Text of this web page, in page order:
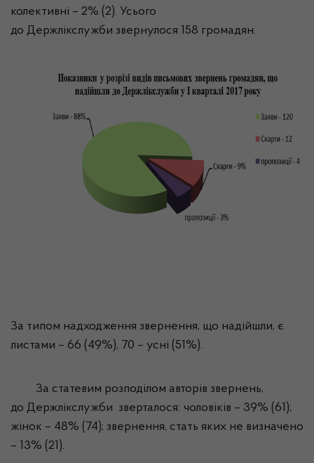
колективні – 2% (2). Усього
до Держлікслужби звернулося 158 громадян.
За типом надходження звернення, що надійшли, є
листами – 66 (49%), 70 – усні (51%).
За статевим розподілом авторів звернень,
до Держлікслужби зверталося: чоловіків – 39% (61);
жінок – 48% (74); звернення, стать яких не визначено
– 13% (21).